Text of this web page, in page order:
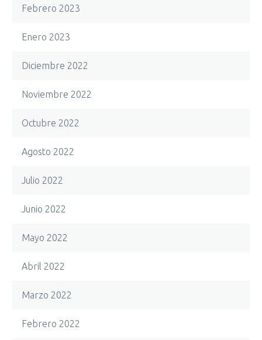
Febrero 2023
Enero 2023
Diciembre 2022
Noviembre 2022
Octubre 2022
Agosto 2022
Julio 2022
Junio 2022
Mayo 2022
Abril 2022
Marzo 2022
Febrero 2022